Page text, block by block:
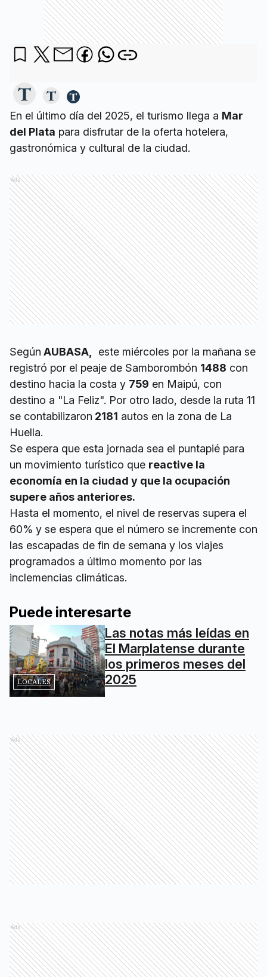
En el último día del 2025, el turismo llega a Mar
del Plata para disfrutar de la oferta hotelera,
gastronómica y cultural de la ciudad.
Ads
Según AUBASA,
este miércoles por la mañana se
registró por el peaje de Samborombón 1488 con
destino hacia la costa y 759 en Maipú, con
destino a "La Feliz". Por otro lado, desde la ruta 11
se contabilizaron 2181 autos en la zona de La
Huella.
Se espera que esta jornada sea el puntapié para
un movimiento turístico que reactive la
economía en la ciudad y que la ocupación
supere años anteriores.
Hasta el momento, el nivel de reservas supera el
60% y se espera que el número se incremente con
las escapadas de fin de semana y los viajes
programados a último momento por las
inclemencias climáticas.
Puede interesarte
LOCALES
Las notas más leídas en
El Marplatense durante
los primeros meses del
2025
Ads
Ads